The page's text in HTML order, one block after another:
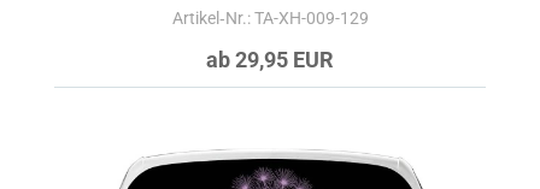
Artikel‑Nr.: TA-XH-009-129
ab 29,95 EUR